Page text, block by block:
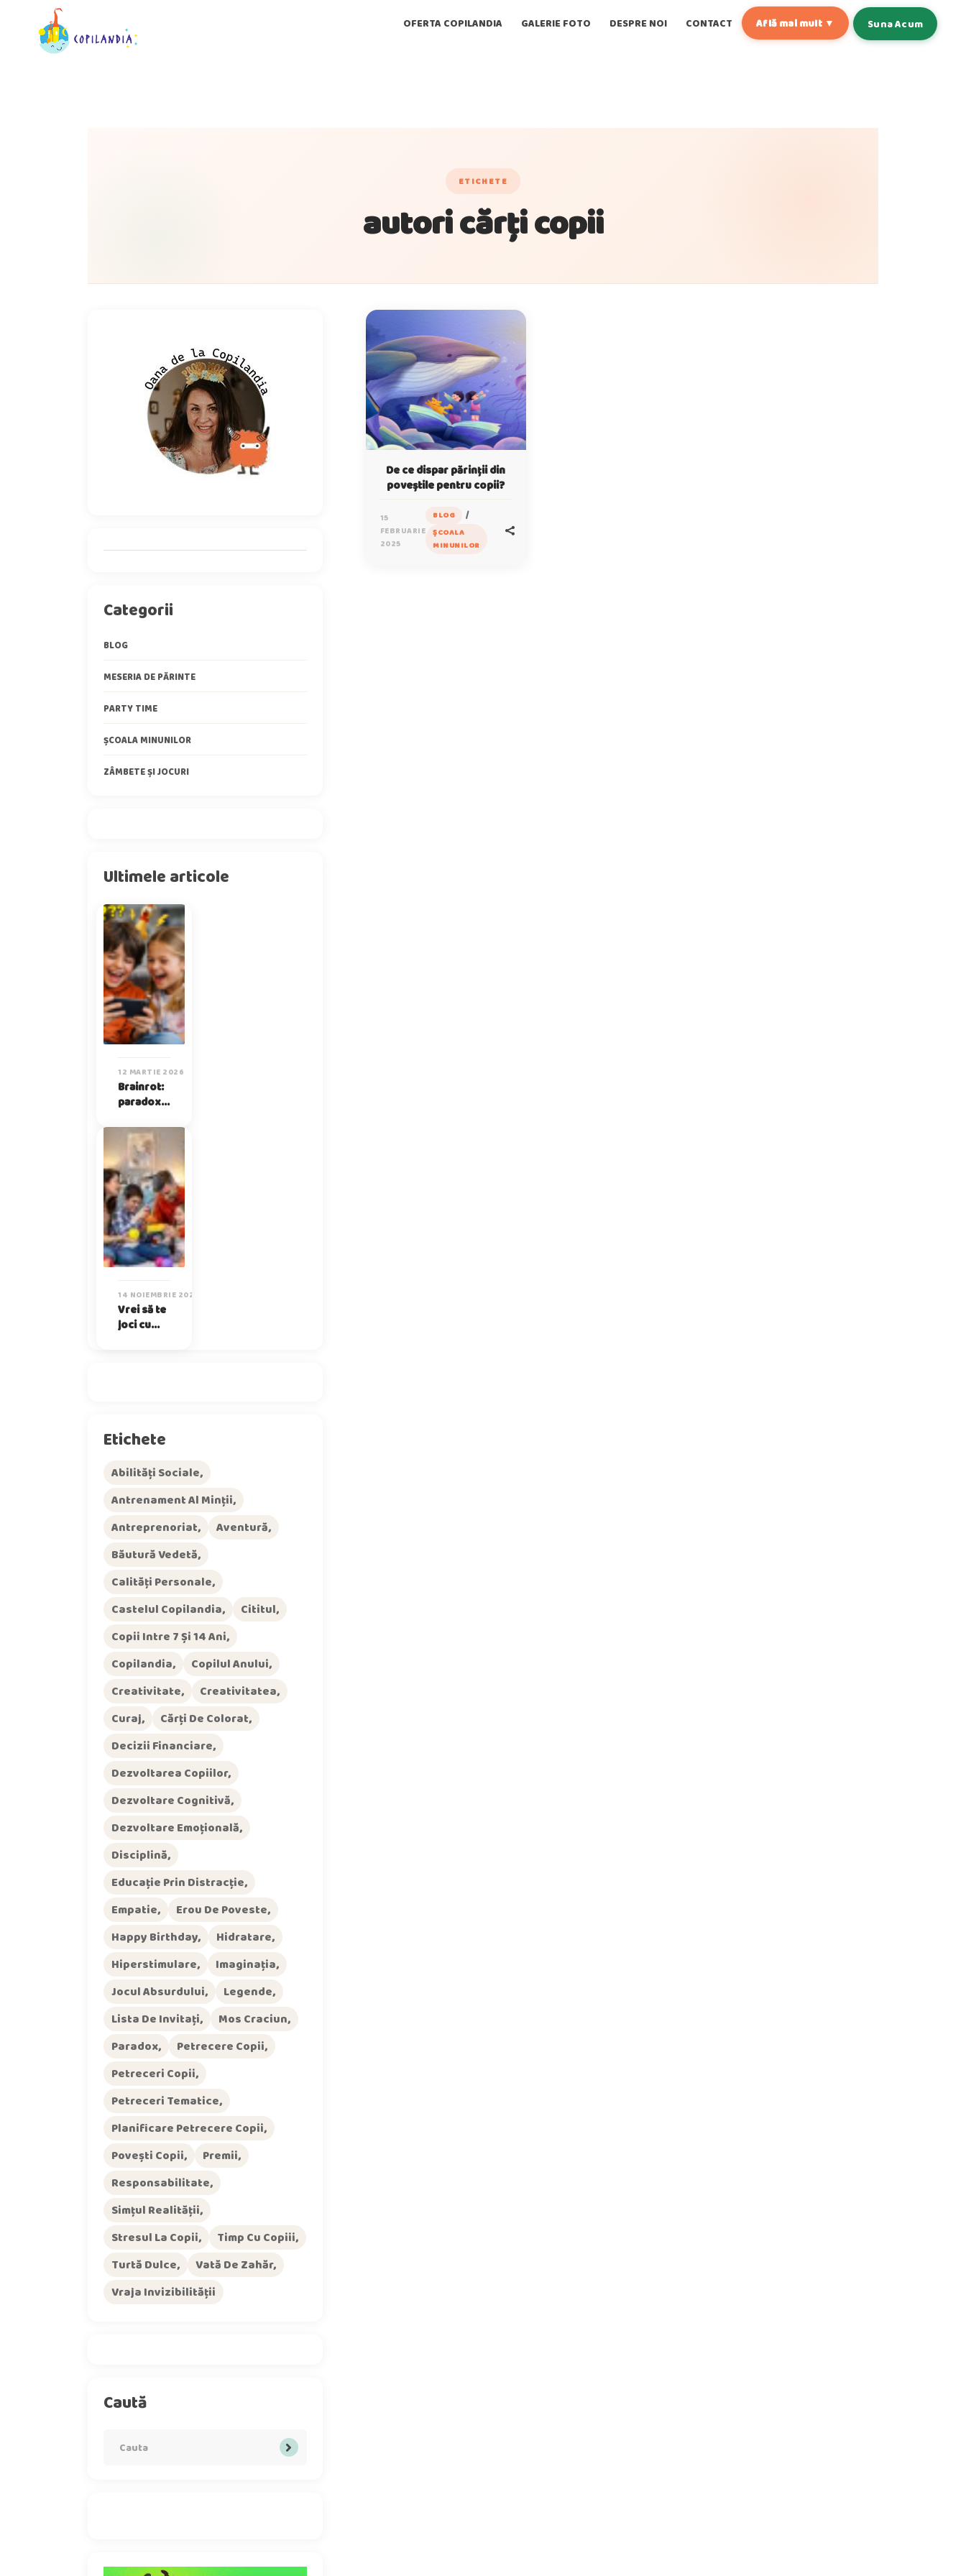
OFERTA COPILANDIA GALERIE FOTO DESPRE NOI CONTACT Află mai mult ▼ Suna Acum
ETICHETE
autori cărți copii
De ce dispar părinții din
poveștile pentru copii?
15
FEBRUARIE
2025
BLOG /
ȘCOALA
MINUNILOR
Categorii
BLOG
MESERIA DE PĂRINTE
PARTY TIME
ȘCOALA MINUNILOR
ZÂMBETE ȘI JOCURI
Ultimele articole
12 MARTIE 2026
Brainrot:
paradoxul
fără sens
pe care
copiii le
iubesc
14 NOIEMBRIE 2025
Vrei să te
joci cu
Etichete
Abilități Sociale
Antrenament Al Minții
Antreprenoriat
Aventură
Băutură Vedetă
Calități Personale
Castelul Copilandia
Cititul
Copii Intre 7 Și 14 Ani
Copilandia
Copilul Anului
Creativitate
Creativitatea
Curaj
Cărți De Colorat
Decizii Financiare
Dezvoltarea Copiilor
Dezvoltare Cognitivă
Dezvoltare Emoțională
Disciplină
Educație Prin Distracție
Empatie
Erou De Poveste
Happy Birthday
Hidratare
Hiperstimulare
Imaginația
Jocul Absurdului
Legende
Lista De Invitați
Mos Craciun
Paradox
Petrecere Copii
Petreceri Copii
Petreceri Tematice
Planificare Petrecere Copii
Povești Copii
Premii
Responsabilitate
Simțul Realității
Stresul La Copii
Timp Cu Copiii
Turtă Dulce
Vată De Zahăr
Vraja Invizibilității
Caută
for: